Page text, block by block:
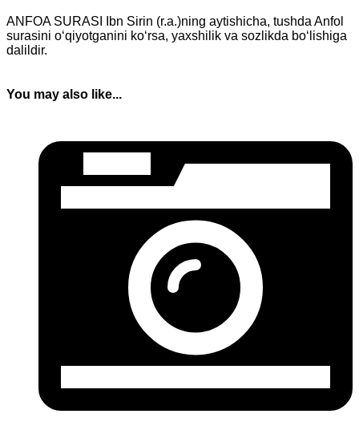
ANFOA SURASI Ibn Sirin (r.a.)ning aytishicha, tushda Anfol
surasini o‘qiyotganini ko‘rsa, yaxshilik va sozlikda bo‘lishiga
dalildir.
You may also like...